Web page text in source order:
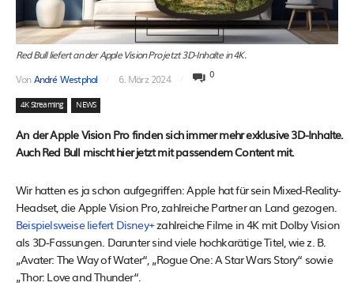
Red Bull liefert an der Apple Vision Pro jetzt 3D-Inhalte in 4K.
VonAndré Westphal 6. März 2024 0
4K Streaming NEWS
An der Apple Vision Pro finden sich immer mehr exklusive 3D-Inhalte.
Auch Red Bull mischt hier jetzt mit passendem Content mit.
Wir hatten es ja schon aufgegriffen: Apple hat für sein Mixed-Reality-
Headset, die Apple Vision Pro, zahlreiche Partner an Land gezogen.
Beispielsweise liefert Disney+zahlreiche Filme in 4K mit Dolby Vision
als 3D-Fassungen. Darunter sind viele hochkarätige Titel, wie z. B.
„Avater: The Way of Water“, „Rogue One: A Star Wars Story“ sowie
„Thor: Love and Thunder“.